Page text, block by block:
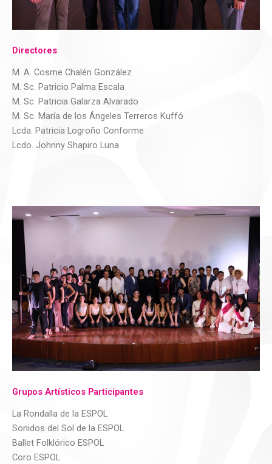
Directores
M. A. Cosme Chalén González
M. Sc. Patricio Palma Escala
M. Sc. Patricia Galarza Alvarado
M. Sc. María de los Ángeles Terreros Kuffó
Lcda. Patricia Logroño Conforme
Lcdo. Johnny Shapiro Luna
Grupos Artísticos Participantes
La Rondalla de la ESPOL
Sonidos del Sol de la ESPOL
Ballet Folklórico ESPOL
Coro ESPOL